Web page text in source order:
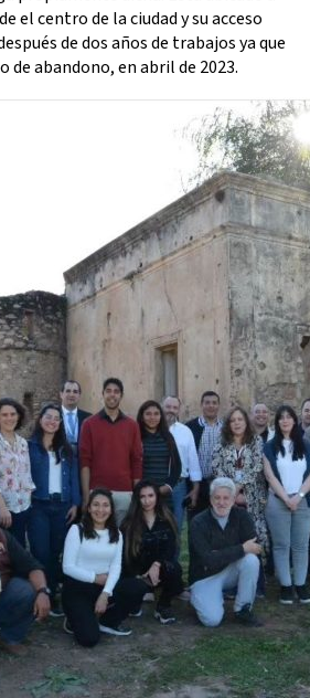
el centro de la ciudad y su acceso
de dos años de trabajos ya que
de abandono, en abril de 2023.